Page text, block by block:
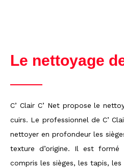
Le nettoyage
C’ Clair C’ Net propose le
cuirs. Le professionnel de C’
nettoyer en profondeur les
texture d’origine. Il est
compris les sièges, les tapis,